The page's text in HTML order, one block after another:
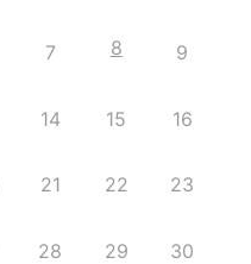
7 8 9
14 15 16
21 22 23
28 29 30